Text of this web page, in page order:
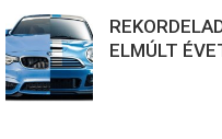
ALAPON
ELMÚLT